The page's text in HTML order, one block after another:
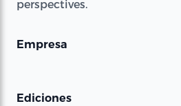
perspectives.
Empresa
Ediciones